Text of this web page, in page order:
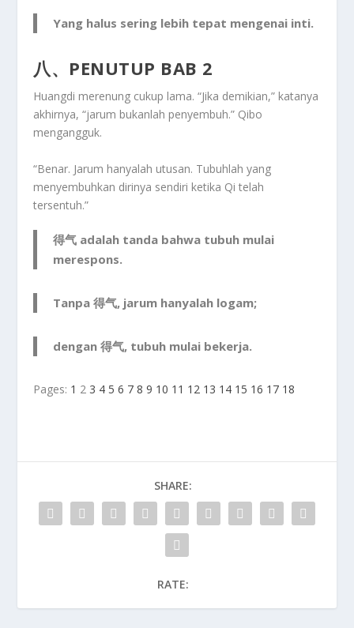
Yang halus sering lebih tepat mengenai inti.
八、PENUTUP BAB 2
Huangdi merenung cukup lama. “Jika demikian,” katanya
akhirnya, “jarum bukanlah penyembuh.” Qibo
mengangguk.
“Benar. Jarum hanyalah utusan. Tubuhlah yang
menyembuhkan dirinya sendiri ketika Qi telah
tersentuh.”
得气 adalah tanda bahwa tubuh mulai
merespons.
Tanpa 得气, jarum hanyalah logam;
dengan 得气, tubuh mulai bekerja.
Pages: 1 2 3 4 5 6 7 8 9 10 11 12 13 14 15 16 17 18
SHARE:
RATE: